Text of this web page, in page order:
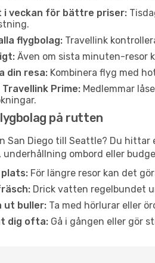
i veckan för bättre priser:
flygbolag: Travellink
Även om sista minuten-resor
din resa: Kombinera flyg med
Travellink Prime: Medlemmar
på rutten
San Diego till Seattle? Du
underhållning ombord eller
För längre resor kan det
Drick vatten regelbundet
ut buller: Ta med hörlurar eller
dig ofta: Gå i gången eller gör